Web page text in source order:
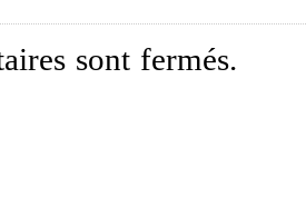
sont fermés.